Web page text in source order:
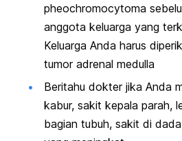
pheochromocytoma
anggota keluarga yang
Keluarga Anda harus
tumor adrenal medulla
Beritahu dokter jika Anda
kabur, sakit kepala parah,
bagian tubuh, sakit di